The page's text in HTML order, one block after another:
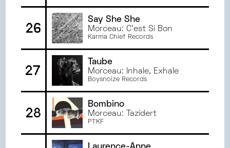
26
Say She She
Morceau: C'est Si Bon
Karma Chief Records
27
Taube
Morceau: Inhale, Exhale
Boysnoize Records
28
Bombino
Morceau: Tazidert
PTKF